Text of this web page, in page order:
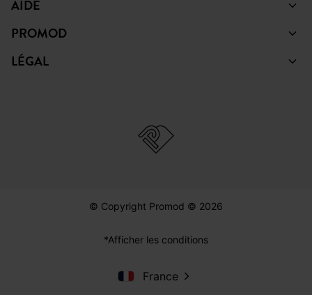
AIDE
PROMOD
LÉGAL
© Copyright Promod © 2026
*Afficher les conditions
France